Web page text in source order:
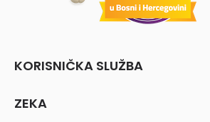
KORISNIČKA SLUŽBA
ZEKA